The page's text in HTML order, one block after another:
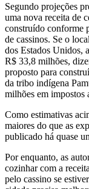
Segundo projeções
uma nova receita de
construído conforme
de cassinos. Se o
dos Estados Unidos,
R$ 33,8 milhões,
proposto para
da tribo indígena
milhões em impostos
Como estimativas
maiores do que as
publicado há quase
Por enquanto, as
cozinhar com a
pelo cassino se